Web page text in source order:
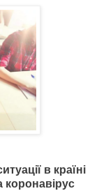
в країні
коронавірус